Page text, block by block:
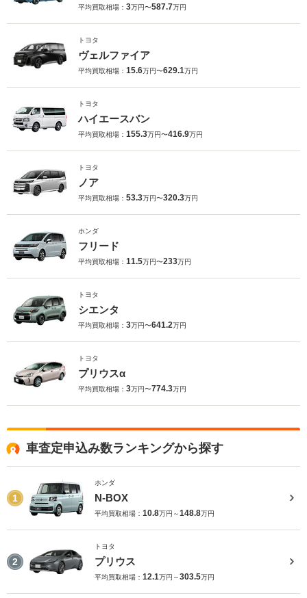
平均買取相場： 3万円〜587.7万円
トヨタ
ヴェルファイア
平均買取相場： 15.6万円〜629.1万円
トヨタ
ハイエースバン
平均買取相場： 155.3万円〜416.9万円
トヨタ
ノア
平均買取相場： 53.3万円〜320.3万円
ホンダ
フリード
平均買取相場： 11.5万円〜233万円
トヨタ
シエンタ
平均買取相場： 3万円〜641.2万円
トヨタ
プリウスα
平均買取相場： 3万円〜774.3万円
車査定申込み数ランキングから探す
1
ホンダ
N-BOX
平均買取相場： 10.8万円～148.8万円
2
トヨタ
プリウス
平均買取相場： 12.1万円～303.5万円